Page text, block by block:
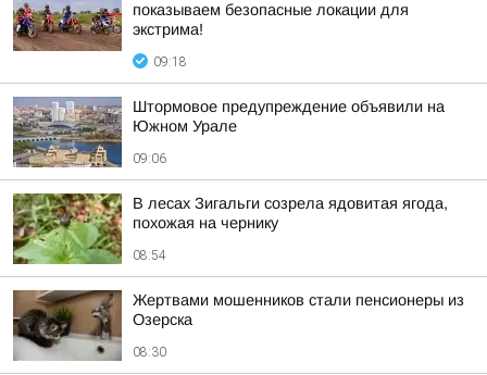
показываем безопасные локации для
экстрима!
09:18
Штормовое предупреждение объявили на
Южном Урале
09:06
В лесах Зигальги созрела ядовитая ягода,
похожая на чернику
08:54
Жертвами мошенников стали пенсионеры из
Озерска
08:30